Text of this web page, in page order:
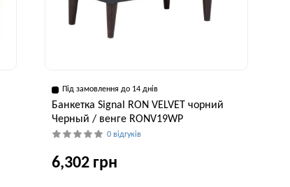
Під замовлення до 14 днів
Банкетка Signal RON VELVET чорний
Черный / венге RONV19WP
0 відгуків
6,302 грн